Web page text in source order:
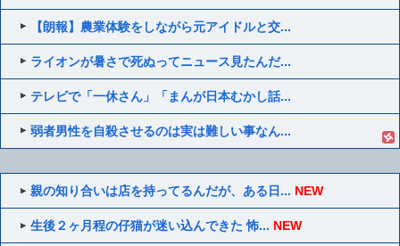
【朗報】農業体験をしながら元アイドルと交...
ライオンが暑さで死ぬってニュース見たんだ...
テレビで「一休さん」「まんが日本むかし話...
弱者男性を自殺させるのは実は難しい事なん...
親の知り合いは店を持ってるんだが、ある日... NEW
生後２ヶ月程の仔猫が迷い込んできた 怖... NEW